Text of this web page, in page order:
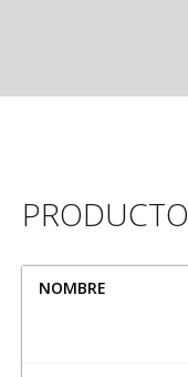
NOMBRE